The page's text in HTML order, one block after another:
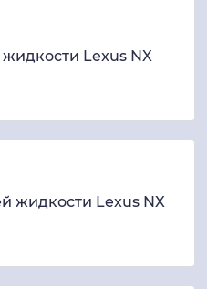
Lexus NX
жидкости Lexus NX